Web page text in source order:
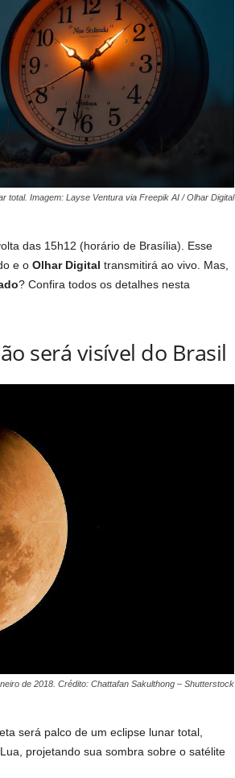
total. Imagem: Layse Ventura via Freepik AI / Olhar Digital
das 15h12 (horário de Brasília). Esse
e o Olhar Digital transmitirá ao vivo. Mas,
? Confira todos os detalhes nesta
será visível do Brasil
de 2018. Crédito: Chattafan Sakulthong – Shutterstock
será palco de um eclipse lunar total,
projetando sua sombra sobre o satélite